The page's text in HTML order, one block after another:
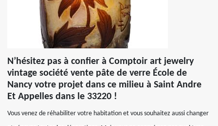
N’hésitez pas à confier à Comptoir art jewelry
vintage société vente pâte de verre École de
Nancy votre projet dans ce milieu à Saint Andre
Et Appelles dans le 33220 !
Vous venez de réhabiliter votre habitation et vous souhaitez aussi changer